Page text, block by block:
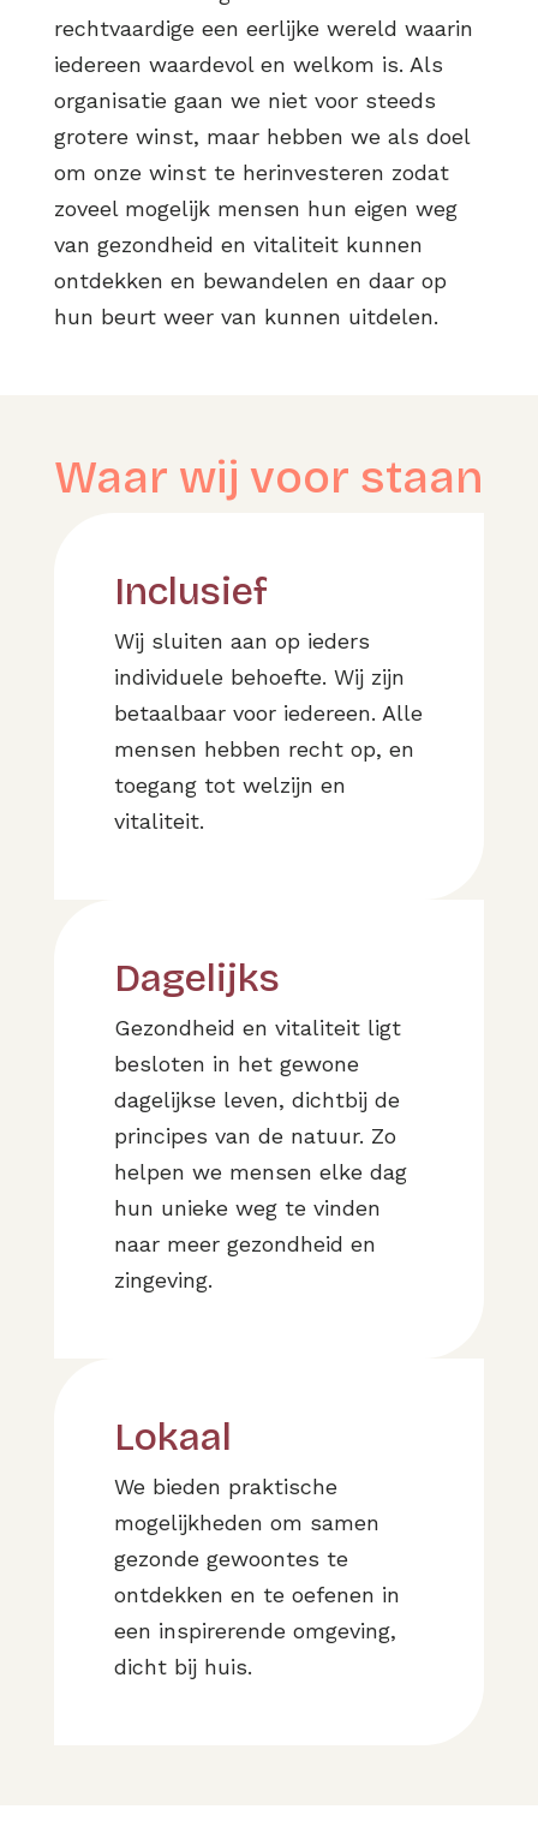
rechtvaardige een eerlijke wereld waarin
iedereen waardevol en welkom is. Als
organisatie gaan we niet voor steeds
grotere winst, maar hebben we als doel
om onze winst te herinvesteren zodat
zoveel mogelijk mensen hun eigen weg
van gezondheid en vitaliteit kunnen
ontdekken en bewandelen en daar op
hun beurt weer van kunnen uitdelen.
Waar wij voor staan
Inclusief
Wij sluiten aan op ieders
individuele behoefte. Wij zijn
betaalbaar voor iedereen. Alle
mensen hebben recht op, en
toegang tot welzijn en
vitaliteit.
Dagelijks
Gezondheid en vitaliteit ligt
besloten in het gewone
dagelijkse leven, dichtbij de
principes van de natuur. Zo
helpen we mensen elke dag
hun unieke weg te vinden
naar meer gezondheid en
zingeving.
Lokaal
We bieden praktische
mogelijkheden om samen
gezonde gewoontes te
ontdekken en te oefenen in
een inspirerende omgeving,
dicht bij huis.